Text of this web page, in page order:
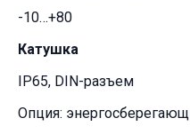
-10…+80
Катушка
IP65, DIN-разъем
Опция: